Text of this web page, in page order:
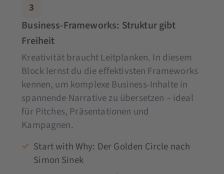
3
Business-Frameworks: Struktur gibt
Freiheit
Kreativität braucht Leitplanken. In diesem
Block lernst du die effektivsten Frameworks
kennen, um komplexe Business-Inhalte in
spannende Narrative zu übersetzen – ideal
für Pitches, Präsentationen und
Kampagnen.
Start with Why: Der Golden Circle nach
Simon Sinek